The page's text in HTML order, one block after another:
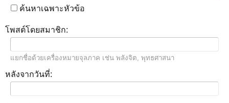
ค้นหาเฉพาะหัวข้อ
โพสต์โดยสมาชิก:
แยกชื่อด้วยเครื่องหมายจุลภาค เช่น พลังจิต, พุทธศาสนา
หลังจากวันที่: